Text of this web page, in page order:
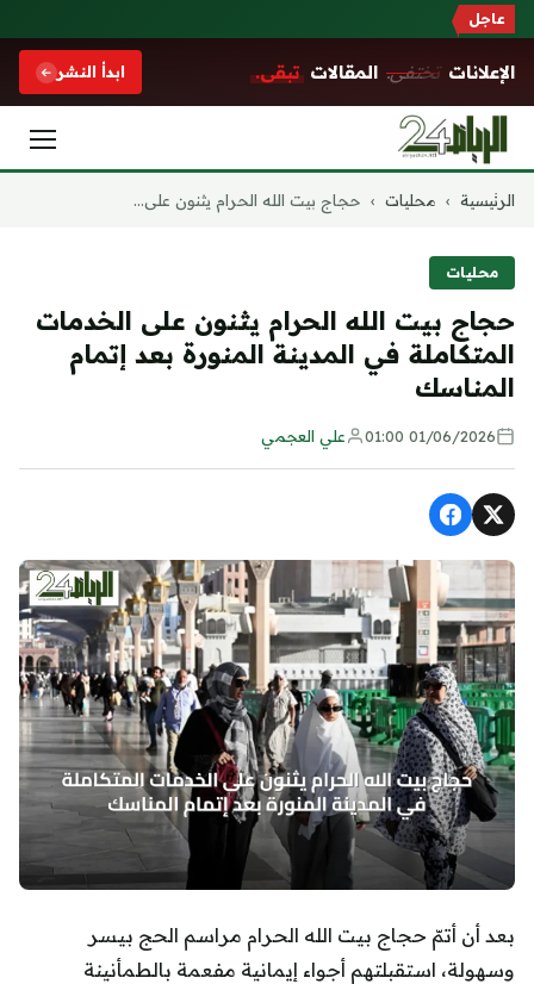
عاجل
الإعلانات تختفي. المقالات تبقى. ابدأ النشر
التجاوز
الرئيسية › محليات › حجاج بيت الله الحرام يثنون على...
محليات
حجاج بيت الله الحرام يثنون على الخدمات
المتكاملة في المدينة المنورة بعد إتمام
المناسك
01/06/2026 01:00 علي العجمي
بعد أن أتمّ حجاج بيت الله الحرام مراسم الحج بيسر
وسهولة، استقبلتهم أجواء إيمانية مفعمة بالطمأنينة